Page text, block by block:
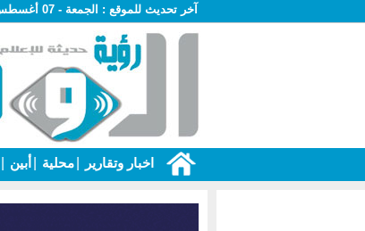
آخر تحديث للموقع : الجمعة - 07 أغسطس 2026 - 05:21 م
اخبار وتقارير محلية أبين